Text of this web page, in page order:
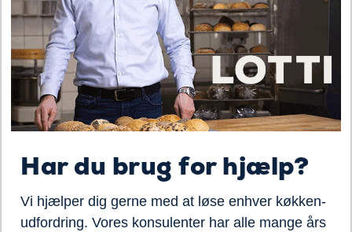
Har du brug for hjælp?
Vi hjælper dig gerne med at løse enhver køkken-
udfordring. Vores konsulenter har alle mange års